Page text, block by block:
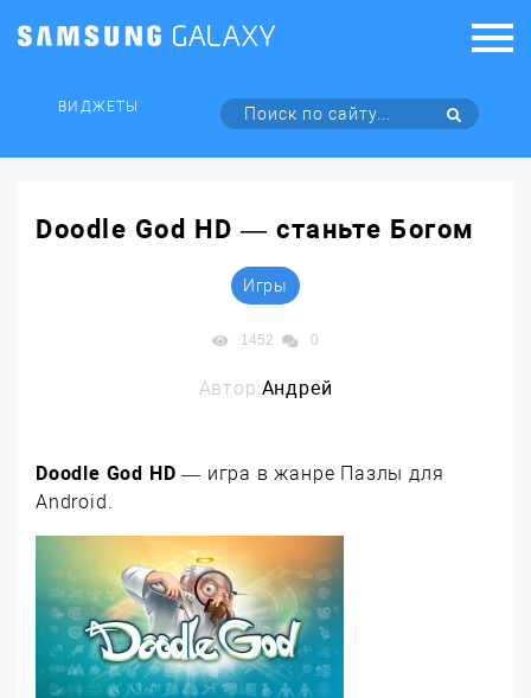
ВИДЖЕТЫ
Doodle God HD — станьте Богом
Игры
1452 0
Автор:Андрей
Doodle God HD — игра в жанре Пазлы для
Android.